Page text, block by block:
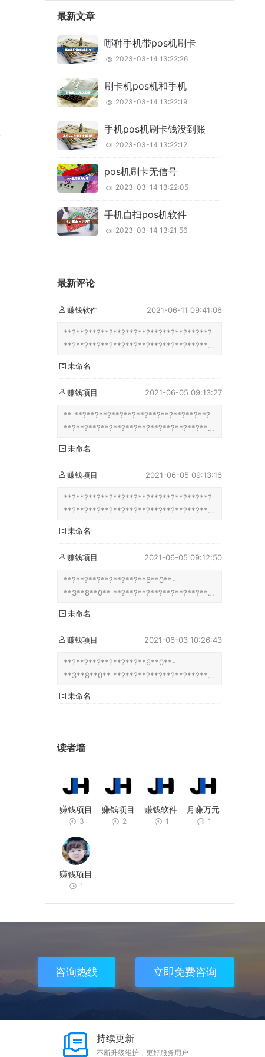
最新文章
哪种手机带pos机刷卡
2023-03-14 13:22:26
刷卡机pos机和手机
2023-03-14 13:22:19
手机pos机刷卡钱没到账
2023-03-14 13:22:12
pos机刷卡无信号
2023-03-14 13:22:05
手机自扫pos机软件
2023-03-14 13:21:56
最新评论
赚钱软件 2021-06-11 09:41:06
**?**?**?**?**?**?**?**?**?**?**?**?
**?**?**?**?**?**?**?**?**?**?**?**?
**?**?**?**?**?**?**?**?**?**?**?**?
**?**?**?**?**?**?**?**?**?**?**?**?
**?**?**?** **?**?**?**?**?**?**?**?
**?**?**?**?**?**?**?**?**?**?**?**?
**?**?**?**?**?**?**?**?**?**?**?**?
**?**?**?**?**?**?**?**?**?**?**?**?
**?**?**?**?** **?**?**?**?**?**?**?
**?**?**?**?**?**?**?**?**?**?**?**?
**?**?**?**?**?**?**?**?**?**?**?**?
**?**?** **?**?**?**?**?**?**?**?**?
**?**?**?**?**?**?**?**?**?**?**?**?
**
**?**?**?**?**?**?**?**?**?**?**?**?
**?**?**?**?**?**?**?**?**?**?**?**?
未命名
赚钱项目 2021-06-05 09:13:27
** **?**?**?**?**?**?**?**?**?**?**?
**?**?**?**?**?**?**?**?**?**?**?**?
**?**?**?**?**?**?**?**2**0**0**?**?
**n**u**/**1**z**c**j**t** **?**?**?
**?**?**?**?**?**?**?**?**?**?**?**?
**?**?**?**?**?**?**?**?**?**?**?**?
**?**?**?**
未命名
赚钱项目 2021-06-05 09:13:16
**?**?**?**?**?**?**?**?**?**?**?**?
**?**?**?**?**?**?**?**?**?**?**?**?
**5**0**-**3**8**0**?**?**?**?**?**?
**?**?**?**?**?**?**?**?**?**?**?**?
**?**?**?**?**?**?**?**?**?**?**?**?
**1**0**0**?**?**?**?**?**?** **?**?
**?**?**?**?**?**?**?**?**?**?**?**?
**n**u**/**1**z**c**j**t**?**?**?**?
**?**?**?**?**?**?**?**?**?**?**?**?
**?**?**?**?**?**?**?**?**?**?**?**?
**?**?**
未命名
赚钱项目 2021-06-05 09:12:50
**?**?**?**?**?**?**6**0**-
**3**8**0** **?**?**?**?**?**?**?**?
**?**?**?**?**?**?**?**?**?**?**?**?
**?**?**?**?**?**?**?**?**?**?**?**?
**?**?**?**?**?**?**?**?**?**?**?**?
**?**?**?**?** **?**?**?**?**?**?**?
**?**?**?**?**?**?**?**?**u**?**?**?
**?**?**?**?**?**?**?**?**?**?**?**?
**?**?**?**?**?**?**?**?**?**?**?**?
**?**?**
未命名
赚钱项目 2021-06-03 10:26:43
**?**?**?**?**?**?**6**0**-
**3**8**0** **?**?**?**?**?**?**?**?
**?**?**?**?**?**?**?**?**?**?**?**?
**?**?**?**?**?**?**?**?**?**?**?**?
**?**?**?**?** **?**?**?**?**?**?**?
**?**?**?**?**?**?**?**?**u**?**?**?
**n**u**/**1**z**c**j**t**?**?**?**?
**?**?**?**?**?**?**?**?**?**?**?**?
**?**?**?**?**?**?**?**?**?**?**?**?
**?**?**
未命名
读者墙
赚钱项目
3
赚钱项目
2
赚钱软件
1
月赚万元
1
赚钱项目
1
咨询热线 立即免费咨询
持续更新
不断升级维护，更好服务用户